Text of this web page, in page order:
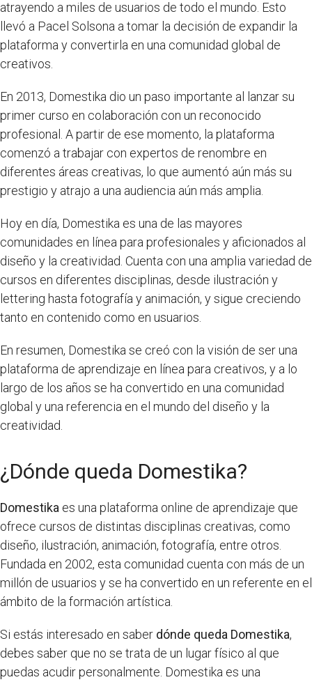
atrayendo a miles de usuarios de todo el mundo. Esto
llevó a Pacel Solsona a tomar la decisión de expandir la
plataforma y convertirla en una comunidad global de
creativos.
En 2013, Domestika dio un paso importante al lanzar su
primer curso en colaboración con un reconocido
profesional. A partir de ese momento, la plataforma
comenzó a trabajar con expertos de renombre en
diferentes áreas creativas, lo que aumentó aún más su
prestigio y atrajo a una audiencia aún más amplia.
Hoy en día, Domestika es una de las mayores
comunidades en línea para profesionales y aficionados al
diseño y la creatividad. Cuenta con una amplia variedad de
cursos en diferentes disciplinas, desde ilustración y
lettering hasta fotografía y animación, y sigue creciendo
tanto en contenido como en usuarios.
En resumen, Domestika se creó con la visión de ser una
plataforma de aprendizaje en línea para creativos, y a lo
largo de los años se ha convertido en una comunidad
global y una referencia en el mundo del diseño y la
creatividad.
¿Dónde queda Domestika?
Domestika es una plataforma online de aprendizaje que
ofrece cursos de distintas disciplinas creativas, como
diseño, ilustración, animación, fotografía, entre otros.
Fundada en 2002, esta comunidad cuenta con más de un
millón de usuarios y se ha convertido en un referente en el
ámbito de la formación artística.
Si estás interesado en saber dónde queda Domestika,
debes saber que no se trata de un lugar físico al que
puedas acudir personalmente. Domestika es una